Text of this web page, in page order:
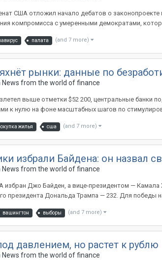
США отложил начало дебатов о
компромисса с умеренными демократами,
палата (and 7 more)
рынки: данные по
News from the world of finance
выше отметки $52 200, центральные банки
к нулю на фоне масштабных шагов по
жилья сша (and 7 more)
избрали Байдена: он назвал
News from the world of finance
Джо Байден, а вице-президентом —
президента Дональда Трампа — 232. Для победы
вашингтон выборы (and 7 more)
давлением, но растет к рублю
News from the world of finance